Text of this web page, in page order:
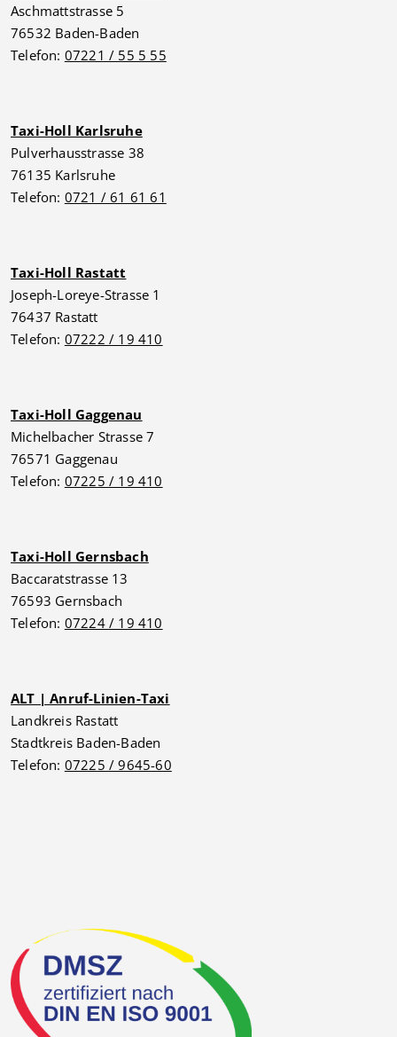
Aschmattstrasse 5
76532 Baden-Baden
Telefon: 07221 / 55 5 55
Taxi-Holl Karlsruhe
Pulverhausstrasse 38
76135 Karlsruhe
Telefon: 0721 / 61 61 61
Taxi-Holl Rastatt
Joseph-Loreye-Strasse 1
76437 Rastatt
Telefon: 07222 / 19 410
Taxi-Holl Gaggenau
Michelbacher Strasse 7
76571 Gaggenau
Telefon: 07225 / 19 410
Taxi-Holl Gernsbach
Baccaratstrasse 13
76593 Gernsbach
Telefon: 07224 / 19 410
ALT | Anruf-Linien-Taxi
Landkreis Rastatt
Stadtkreis Baden-Baden
Telefon: 07225 / 9645-60